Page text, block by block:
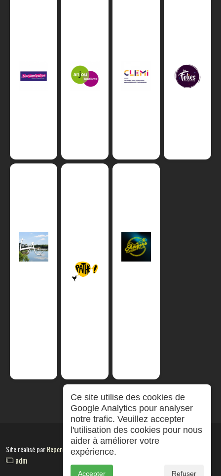
Site réalisé parRepereCom
adm
Ce site utilise des cookies de
Google Analytics pour analyser
notre trafic. Veuillez accepter
l'utilisation des cookies pour nous
aider à améliorer votre
expérience.
Accepter Refuser